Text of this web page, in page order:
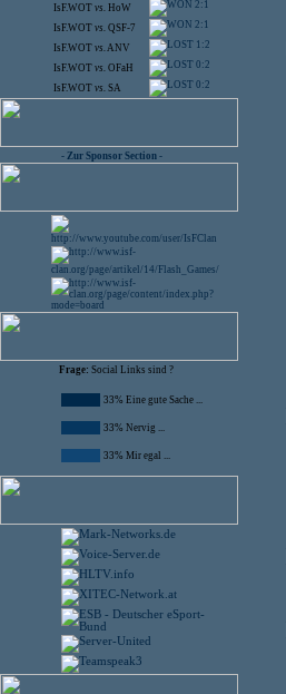
IsF.WOT vs. HoW 2:1
IsF.WOT vs. QSF-7 2:1
IsF.WOT vs.ANV 1:2
IsF.WOT vs. OFaH 0:2
IsF.WOT vs. SA 0:2
- Zur Sponsor Section -
Frage: Social Links sind ?
33% Eine gute Sache ...
33% Nervig ...
33% Mir egal ...